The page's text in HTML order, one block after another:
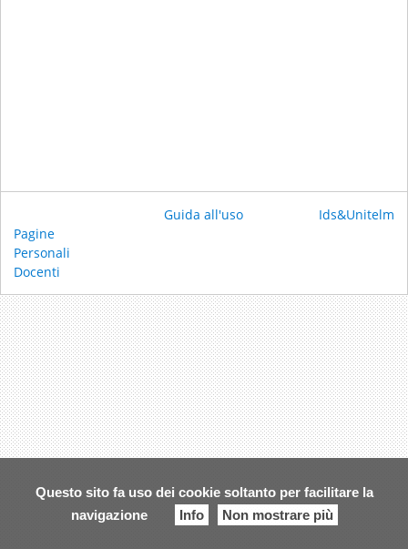
Questo sito fa uso dei cookie soltanto per facilitare la
navigazione
Info Non mostrare più
Pagine
Personali
Docenti
Guida all'uso Ids&Unitelm